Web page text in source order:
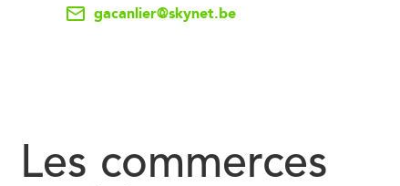
gacanlier@skynet.be
Les commerces